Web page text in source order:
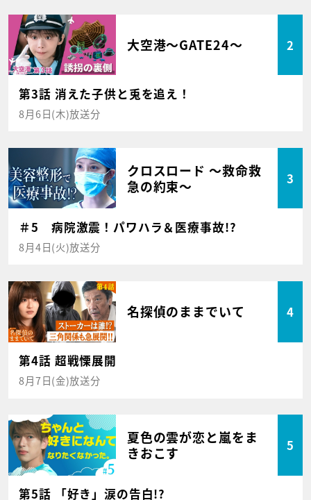
大空港～GATE24～ 2
第3話 消えた子供と兎を追え！
8月6日(木)放送分
クロスロード ～救命救
急の約束～
3
＃5 病院激震！パワハラ＆医療事故!?
8月4日(火)放送分
名探偵のままでいて 4
第4話 超戦慄展開
8月7日(金)放送分
夏色の雲が恋と嵐をま
きおこす
5
第5話 「好き」涙の告白!?